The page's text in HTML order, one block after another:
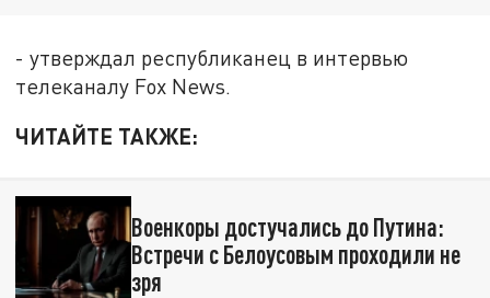
- утверждал республиканец в интервью
телеканалу Fox News.
ЧИТАЙТЕ ТАКЖЕ:
Военкоры достучались до Путина:
Встречи с Белоусовым проходили не
зря